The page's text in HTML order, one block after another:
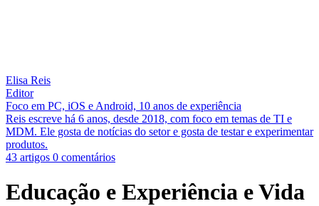
Elisa Reis
Editor
Foco em PC, iOS e Android, 10 anos de experiência
Reis escreve há 6 anos, desde 2018, com foco em temas de TI e
MDM. Ele gosta de notícias do setor e gosta de testar e experimentar
produtos.
43 artigos 0 comentários
Educação e Experiência e Vida